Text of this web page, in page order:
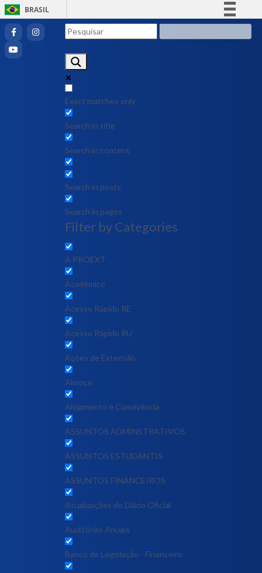
BRASIL
Exact matches only
Search in title
Search in content
Search in posts
Search in pages
Filter by Categories
A PROEXT
Acadêmico
Acesso Rápido RE
Acesso Rápido RU
Ações de Extensão
Almoço
Alojamento e Convivência
ASSUNTOS ADMINSTRATIVOS
ASSUNTOS ESTUDANTIS
ASSUNTOS FINANCEIROS
Atualizações do Diário Oficial
Auditórias Anuais
Banco de Legislação - Financeiro